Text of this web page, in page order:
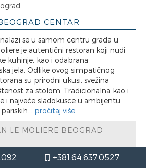
+381.64.637.0527
CENTAR
se u samom centru grada u
je autentični restoran koji nudi
kuhinje, kao i odabrana
jela. Odlike ovog simpatičnog
su prirodni ukusi, svežina
za stolom. Tradicionalna kao i
i najveće sladokusce u ambijentu
pročitaj više
LE MOLIERE BEOGRAD
radno vreme / Petak